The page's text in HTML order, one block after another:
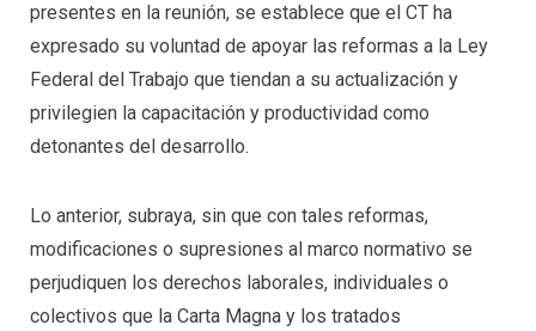
presentes en la reunión, se establece que el CT ha
expresado su voluntad de apoyar las reformas a la Ley
Federal del Trabajo que tiendan a su actualización y
privilegien la capacitación y productividad como
detonantes del desarrollo.
Lo anterior, subraya, sin que con tales reformas,
modificaciones o supresiones al marco normativo se
perjudiquen los derechos laborales, individuales o
colectivos que la Carta Magna y los tratados